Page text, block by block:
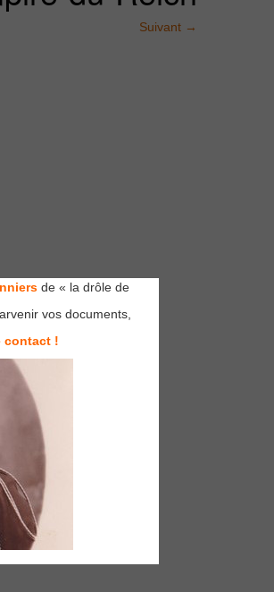
Suivant →
de « la drôle de
vos documents,
contact !